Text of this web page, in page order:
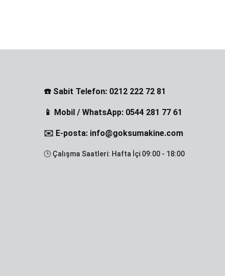
☎️ Sabit Telefon: 0212 222 72 81
📱 Mobil / WhatsApp: 0544 281 77 61
✉️ E-posta: info@goksumakine.com
🕒 Çalışma Saatleri: Hafta İçi 09:00 - 18:00